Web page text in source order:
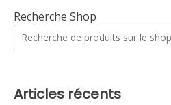
Recherche Shop
Articles récents